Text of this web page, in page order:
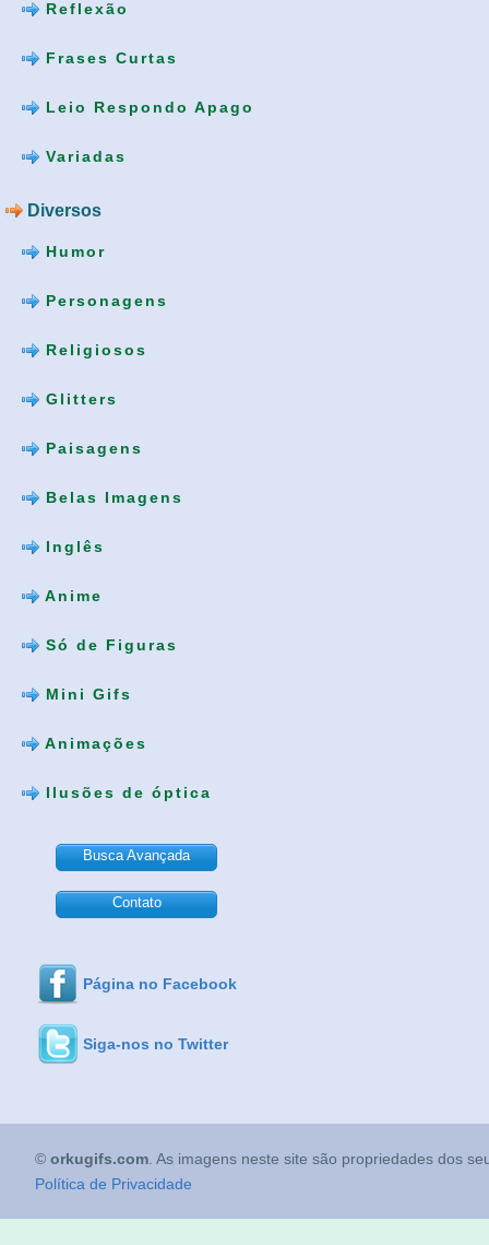
Reflexão
Frases Curtas
Leio Respondo Apago
Variadas
Diversos
Humor
Personagens
Religiosos
Glitters
Paisagens
Belas Imagens
Inglês
Anime
Só de Figuras
Mini Gifs
Animações
Ilusões de óptica
Busca Avançada
Contato
Página no Facebook
Siga-nos no Twitter
© orkugifs.com . As imagens neste site são propriedades dos
Política de Privacidade